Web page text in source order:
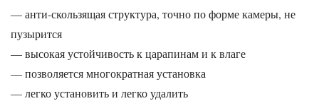
— анти-скользящая структура, точно по форме камеры, не
пузырится
— высокая устойчивость к царапинам и к влаге
— позволяется многократная установка
— легко установить и легко удалить